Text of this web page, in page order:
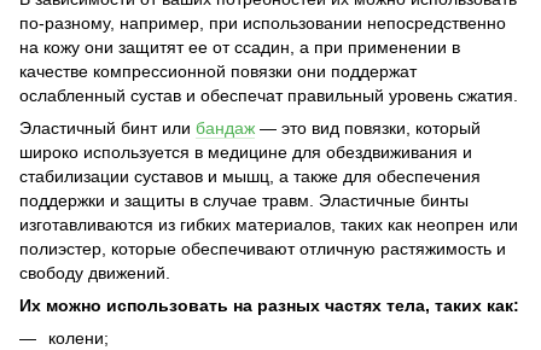
по-разному, например, при использовании непосредственно
на кожу они защитят ее от ссадин, а при применении в
качестве компрессионной повязки они поддержат
ослабленный сустав и обеспечат правильный уровень сжатия.
Эластичный бинт или бандаж — это вид повязки, который
широко используется в медицине для обездвиживания и
стабилизации суставов и мышц, а также для обеспечения
поддержки и защиты в случае травм. Эластичные бинты
изготавливаются из гибких материалов, таких как неопрен или
полиэстер, которые обеспечивают отличную растяжимость и
свободу движений.
Их можно использовать на разных частях тела, таких как:
колени;